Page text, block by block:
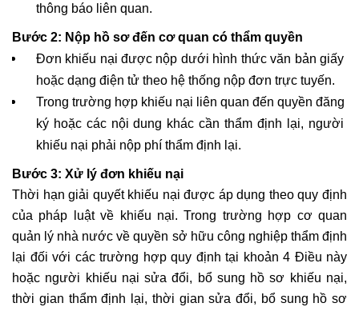
thông báo liên quan.
Bước 2: Nộp hồ sơ đến cơ quan có thẩm quyền
Đơn khiếu nại được nộp dưới hình thức văn bản giấy
hoặc dạng điện tử theo hệ thống nộp đơn trực tuyến.
Trong trường hợp khiếu nại liên quan đến quyền đăng
ký hoặc các nội dung khác cần thẩm định lại, người
khiếu nại phải nộp phí thẩm định lại.
Bước 3: Xử lý đơn khiếu nại
Thời hạn giải quyết khiếu nại được áp dụng theo quy định
của pháp luật về khiếu nại. Trong trường hợp cơ quan
quản lý nhà nước về quyền sở hữu công nghiệp thẩm định
lại đối với các trường hợp quy định tại khoản 4 Điều này
hoặc người khiếu nại sửa đổi, bổ sung hồ sơ khiếu nại,
thời gian thẩm định lại, thời gian sửa đổi, bổ sung hồ sơ